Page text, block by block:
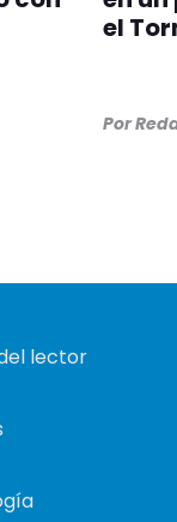
el
Por
lector